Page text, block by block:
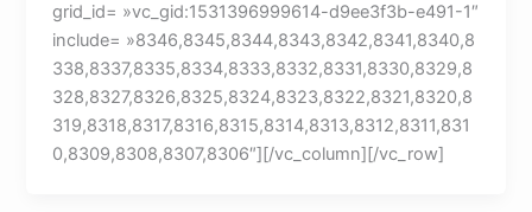
grid_id= »vc_gid:1531396999614-d9ee3f3b-e491-1″
include= »8346,8345,8344,8343,8342,8341,8340,8
338,8337,8335,8334,8333,8332,8331,8330,8329,8
328,8327,8326,8325,8324,8323,8322,8321,8320,8
319,8318,8317,8316,8315,8314,8313,8312,8311,831
0,8309,8308,8307,8306″][/vc_column][/vc_row]